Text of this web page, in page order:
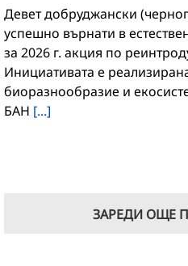
Девет добруджански
успешно върнати в
за 2026 г. акция по
Инициативата е
биоразнообразие и
БАН [...]
ЗАРЕДИ ОЩЕ